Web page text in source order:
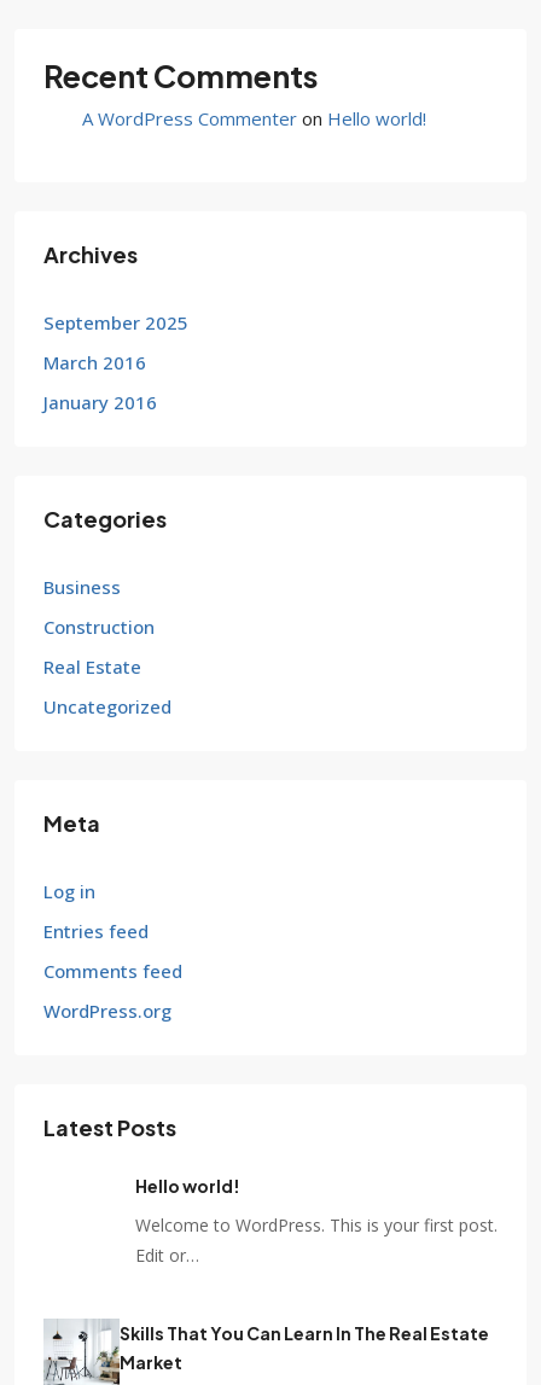
Recent Comments
A WordPress Commenter on Hello world!
Archives
September 2025
March 2016
January 2016
Categories
Business
Construction
Real Estate
Uncategorized
Meta
Log in
Entries feed
Comments feed
WordPress.org
Latest Posts
Hello world!
Welcome to WordPress. This is your first post.
Edit or…
Skills That You Can Learn In The Real Estate
Market